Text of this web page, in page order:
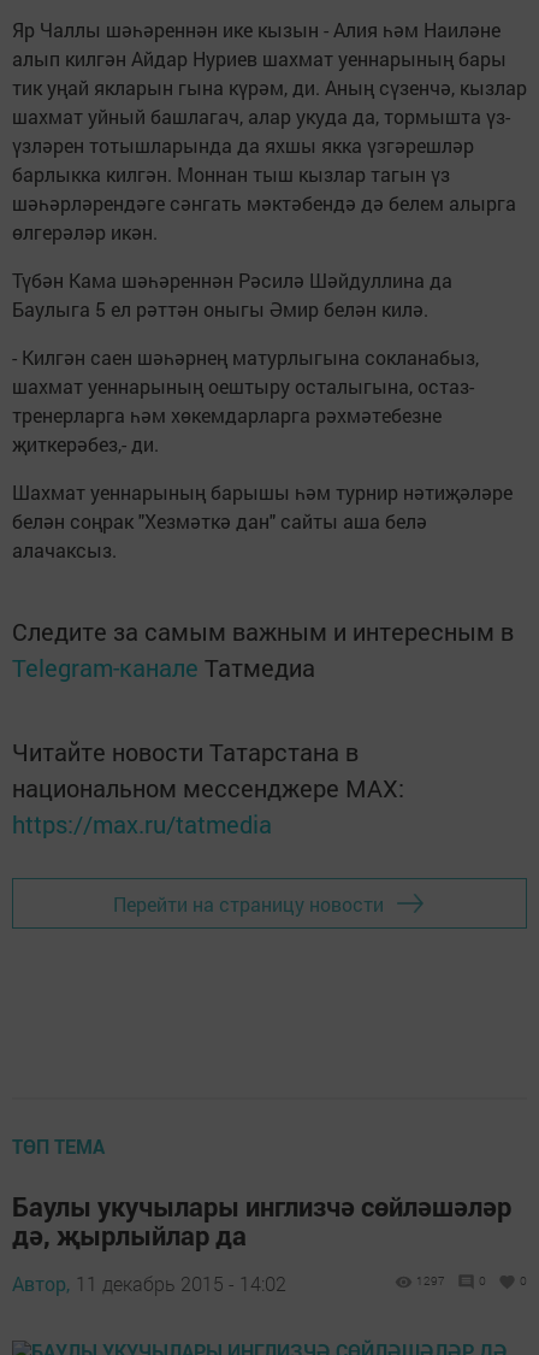
Яр Чаллы шәһәреннән ике кызын - Алия һәм Наиләне
алып килгән Айдар Нуриев шахмат уеннарының бары
тик уңай якларын гына күрәм, ди. Аның сүзенчә, кызлар
шахмат уйный башлагач, алар укуда да, тормышта үз-
үзләрен тотышларында да яхшы якка үзгәрешләр
барлыкка килгән. Моннан тыш кызлар тагын үз
шәһәрләрендәге сәнгать мәктәбендә дә белем алырга
өлгерәләр икән.
Түбән Кама шәһәреннән Рәсилә Шәйдуллина да
Баулыга 5 ел рәттән оныгы Әмир белән килә.
- Килгән саен шәһәрнең матурлыгына сокланабыз,
шахмат уеннарының оештыру осталыгына, остаз-
тренерларга һәм хөкемдарларга рәхмәтебезне
җиткерәбез,- ди.
Шахмат уеннарының барышы һәм турнир нәтиҗәләре
белән соңрак "Хезмәткә дан" сайты аша белә
алачаксыз.
Следите за самым важным и интересным в
Telegram-канале Татмедиа
Читайте новости Татарстана в
национальном мессенджере MАХ:
https://max.ru/tatmedia
Перейти на страницу новости
ТӨП ТЕМА
Баулы укучылары инглизчә сөйләшәләр
дә, җырлыйлар да
Автор, 11 декабрь 2015 - 14:02 1297 0 0